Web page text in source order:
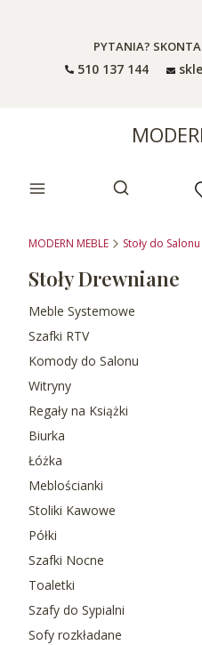
PYTANIA?
510 137 144
Otwórz
MODERN MEBLE Stoły do Salonu
Stoły Drewniane
Meble Systemowe
Szafki RTV
Komody do Salonu
Witryny
Regały na Książki
Biurka
Łóżka
Meblościanki
Stoliki Kawowe
Półki
Szafki Nocne
Toaletki
Szafy do Sypialni
Sofy rozkładane